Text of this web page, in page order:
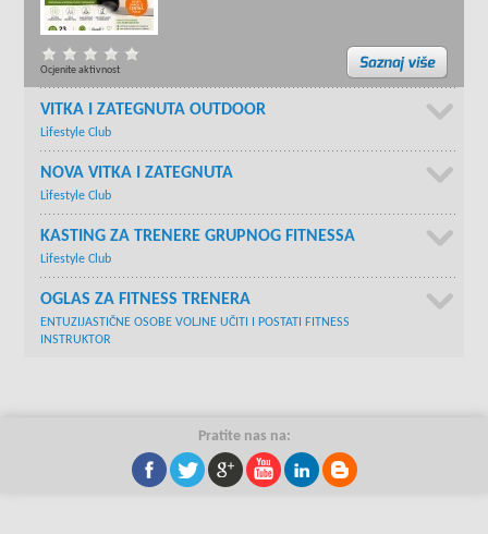
Ocjenite aktivnost
VITKA I ZATEGNUTA OUTDOOR
Lifestyle Club
NOVA VITKA I ZATEGNUTA
Lifestyle Club
KASTING ZA TRENERE GRUPNOG FITNESSA
Lifestyle Club
OGLAS ZA FITNESS TRENERA
ENTUZIJASTIČNE OSOBE VOLJNE UČITI I POSTATI FITNESS
INSTRUKTOR
Pratite nas na: